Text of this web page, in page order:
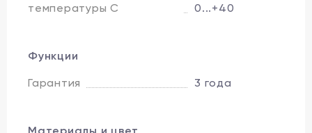
температуры C
0...+40
Функции
Гарантия 3 года
Материалы и цвет